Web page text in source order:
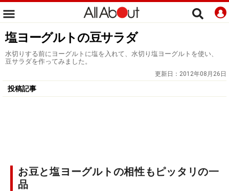
塩ヨーグルトの豆サラダ
水切りする前にヨーグルトに塩を入れて、水切り塩ヨーグルトを使い、
豆サラダを作ってみました。
更新日： 2012年08月26日
投稿記事
お豆と塩ヨーグルトの相性もピッタリの一
品